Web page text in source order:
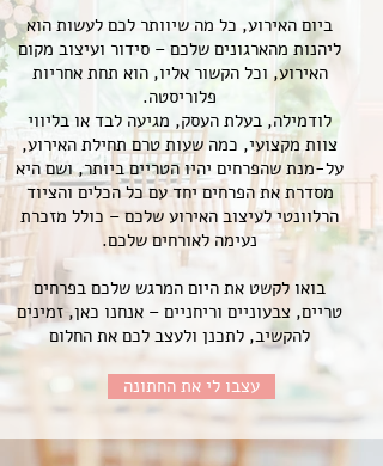
ביום האירוע, כל מה שיוותר לכם לעשות הוא
ליהנות מהארגונים שלכם – סידור ועיצוב מקום
האירוע, וכל הקשור אליו, הוא תחת אחריות
פלוריסטה.
לודמילה, בעלת העסק, מגיעה לבד או בליווי
צוות מקצועי, כמה שעות טרם תחילת האירוע,
על-מנת שהפרחים יהיו הטריים ביותר, ושם היא
מסדרת את הפרחים יחד עם כל הכלים והציוד
הרלוונטי לעיצוב האירוע שלכם – כולל מזכרת
נעימה לאורחים שלכם.
בואו לקשט את היום המרגש שלכם בפרחים
טריים, צבעוניים וריחניים – אנחנו כאן, זמינים
להקשיב, לתכנן ולעצב לכם את החלום
עצבו לי את החתונה